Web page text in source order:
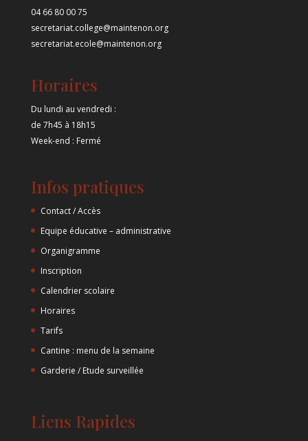
04 66 80 00 75
secretariat.college@maintenon.org
secretariat.ecole@maintenon.org
Horaires
Du lundi au vendredi :
de 7h45 à 18h15
Week-end : Fermé
Infos pratiques
Contact / Accès
Equipe éducative – administrative
Organigramme
Inscription
Calendrier scolaire
Horaires
Tarifs
Cantine : menu de la semaine
Garderie / Etude surveillée
Liens Rapides